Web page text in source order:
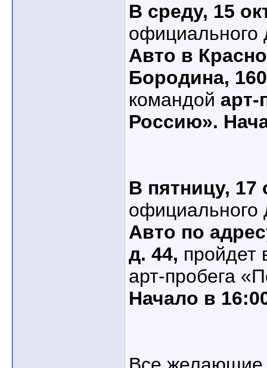
В среду, 15
Авто в
Бородина,
командой арт-
Россию».
В пятницу, 17
официального
Авто по
д. 44, пройдет
арт-пробега
Начало в